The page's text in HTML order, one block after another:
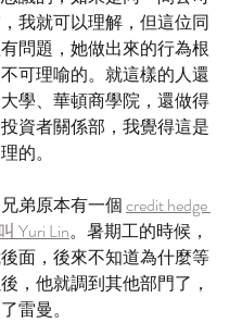
我就可以理解，但這位同
問題，她做出來的行為根
可理喻的。就這樣的人還
學、華頓商學院，還做得
資者關係部，我覺得這是
的。
弟原本有一個 credit hedge
Yuri Lin。暑期工的時候，
面，後來不知道為什麼等
，他就調到其他部門了，
雷曼。